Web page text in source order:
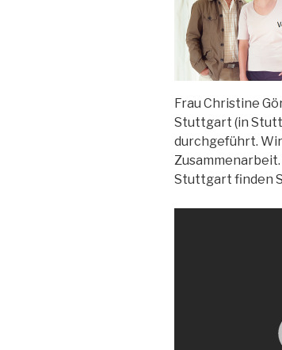
Frau Christine
Stuttgart (in
durchgeführt.
Stuttgart finden